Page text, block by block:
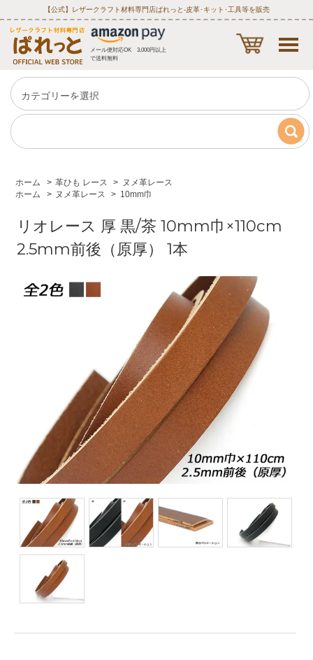
【公式】レザークラフト材料専門店ぱれっと‐皮革･キット･工具等を販売
メール便対応OK 3,000円以上
で送料無料
ホーム > 革ひも レース > ヌメ革レース
ホーム
> ヌメ革レース > 10mm巾
リオレース 厚 黒/茶 10mm巾×110cm
2.5mm前後（原厚） 1本